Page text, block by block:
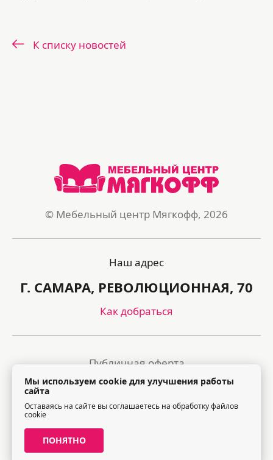
К списку новостей
© Мебельный центр Мягкофф, 2026
Наш адрес
Г. САМАРА, РЕВОЛЮЦИОННАЯ, 70
Как добраться
Публичная оферта
Политика обработки персональных данных
Правила посещения торгового центра
Мы используем cookie для улучшения работы
сайта
Оставаясь на сайте вы соглашаетесь на обработку файлов
cookie
ПОНЯТНО